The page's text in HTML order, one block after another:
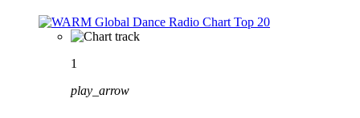
1
play_arrow